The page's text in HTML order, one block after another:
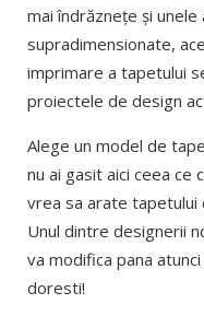
mai îndrăznețe și
supradimensionate,
imprimare a tapetului
proiectele de design
Alege un model de
nu ai gasit aici ceea ce
vrea sa arate tapetului
Unul dintre designerii
va modifica pana
doresti!